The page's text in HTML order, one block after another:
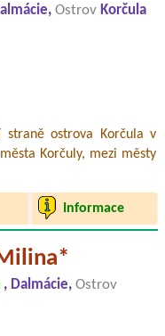
Ostrov Korčula
straně ostrova Korčula v
Korčuly, mezi městy
Informace
, Dalmácie, Ostrov